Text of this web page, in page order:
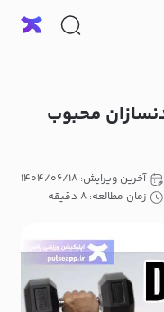
محبوب
آخرین ویرایش: ۱۴۰۴/۰۶/۱۸
زمان مطالعه: ۸ دقیقه